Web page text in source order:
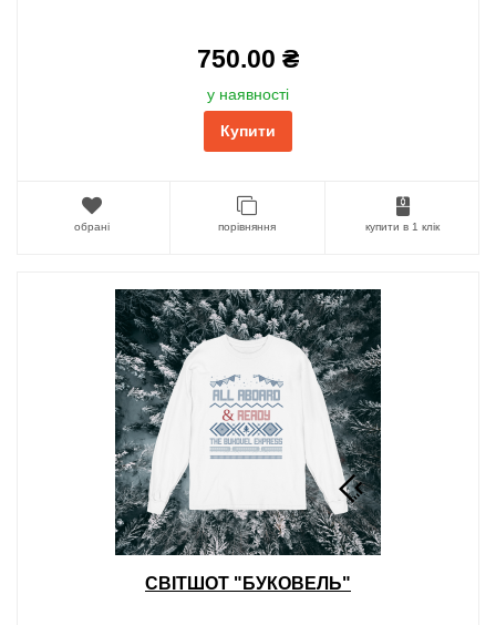
750.00 ₴
у наявності
Купити
обрані порівняння купити в 1 клік
СВІТШОТ "БУКОВЕЛЬ"